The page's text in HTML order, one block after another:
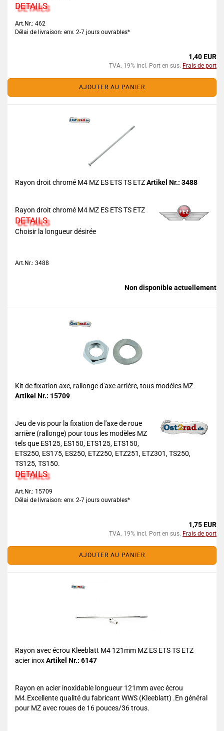
DETAILS
Art.Nr.: 462
Délai de livraison: env. 2-7 jours ouvrables*
1,40 EUR
TVA. 19% incl. Port en sus. Frais de port
AJOUTER AU PANIER
Rayon droit chromé M4 MZ ES ETS TS ETZArtikel Nr.: 3488
Rayon droit chromé M4 MZ ES ETS TS ETZ
DETAILS
Choisir la longueur désirée
Art.Nr.: 3488
Non disponible actuellement
Kit de fixation axe, rallonge d'axe arrière, tous modèles MZ
Artikel Nr.: 15709
Jeu de vis pour la fixation de l'axe de roue
arrière (rallonge) pour tous les modèles MZ
tels que ES125, ES150, ETS125, ETS150,
ETS250, ES175, ES250, ETZ250, ETZ251, ETZ301, TS250,
TS125, TS150.
DETAILS
Art.Nr.: 15709
Délai de livraison: env. 2-7 jours ouvrables*
1,75 EUR
TVA. 19% incl. Port en sus. Frais de port
AJOUTER AU PANIER
Rayon avec écrou Kleeblatt M4 121mm MZ ES ETS TS ETZ
acier inoxArtikel Nr.: 6147
Rayon en acier inoxidable longueur 121mm avec écrou
M4.Excellente qualité du fabricant WWS (Kleeblatt) .En général
pour MZ avec roues de 16 pouces/36 trous.